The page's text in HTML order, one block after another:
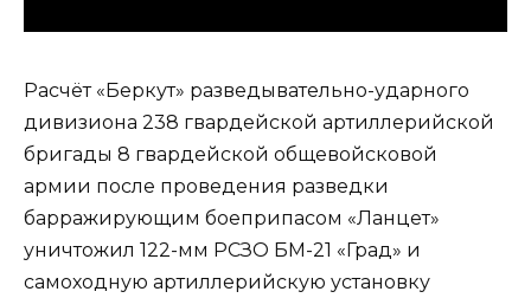
Расчёт «Беркут» разведывательно-ударного
дивизиона 238 гвардейской артиллерийской
бригады 8 гвардейской общевойсковой
армии после проведения разведки
барражирующим боеприпасом «Ланцет»
уничтожил 122-мм РСЗО БМ-21 «Град» и
самоходную артиллерийскую установку